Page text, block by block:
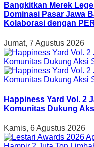
Bangkitkan Merek
Dominasi Pasar Jawa
Kolaborasi dengan
Jumat, 7 Agustus 2026
Happiness Yard Vol. 2
Komunitas Dukung
Kamis, 6 Agustus 2026